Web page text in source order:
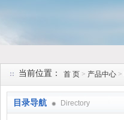
当前位置： 首 页 > 产品中心 >
目录导航 Directory